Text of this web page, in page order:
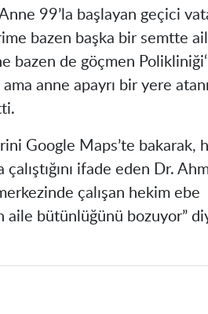
99’la başlayan geçici
bazen başka bir semtte
bazen de göçmen
anne apayrı bir yere
Google Maps’te bakarak,
ifade eden Dr.
çalışan hekim ebe
aile bütünlüğünü bozuyor”